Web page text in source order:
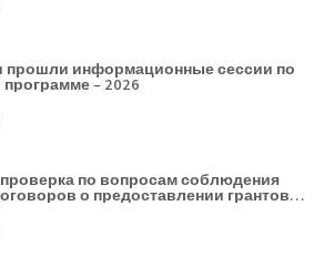
прошли информационные сессии по
– 2026
по вопросам соблюдения
о предоставлении грантов
SRL Patiseria Familiei